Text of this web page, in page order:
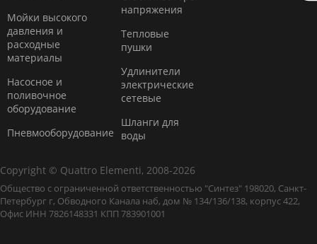
Мойки высокого
давления и
расходные
материалы
Насосное и
поливочное
оборудование
Пневмооборудование
напряжения
Тепловые
пушки
Удлинители
электрические
сетевые
Шланги для
воды
Copyright © Quattro Elementi, 2008-2026
Общество с ограниченной ответственностью "Синтез" 198020, Санкт-
Петербург г, Обводного Канала наб, дом № 134/136/138, корпус 422,
Офис ИНН 7826148331 КПП 783901001